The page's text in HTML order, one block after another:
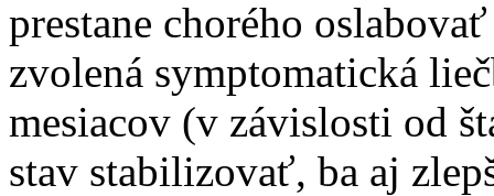
prestane chorého
zvolená symptomatická
mesiacov (v závislosti od
stav stabilizovať, ba aj